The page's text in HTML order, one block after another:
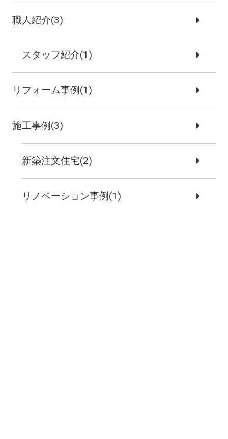
職人紹介(3)
スタッフ紹介(1)
リフォーム事例(1)
施工事例(3)
新築注文住宅(2)
リノベーション事例(1)